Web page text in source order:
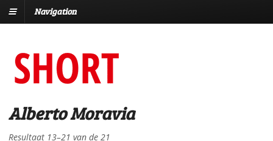
Navigation
Alberto Moravia
Resultaat 13–21 van de 21